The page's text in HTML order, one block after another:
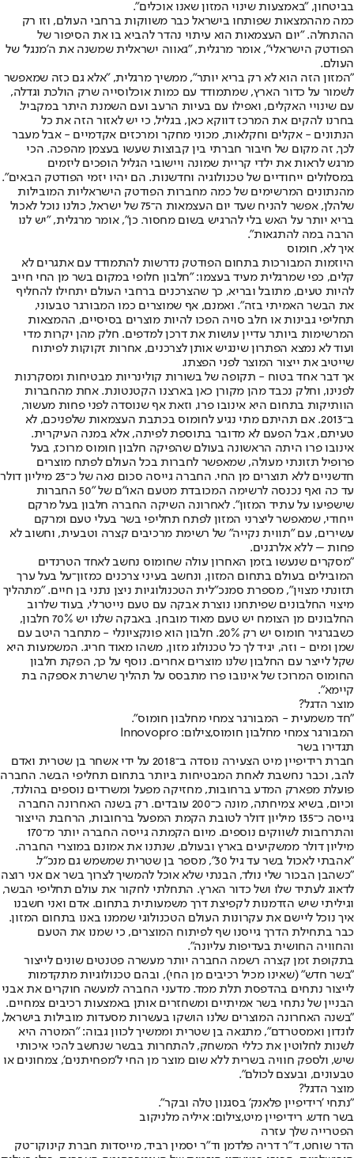
בביטחון, "באמצעות שינוי המזון שאנו אוכלים".
כמה מההמצאות שפותחו בישראל כבר משווקות ברחבי העולם, וזו רק
ההתחלה. "יום העצמאות הוא עיתוי נהדר להביא בו את הסיפור של
הפודטק הישראלי", אומר מרגלית, "גאווה ישראלית שמשנה את ה'מנגל' של
העולם.
"המזון הזה הוא לא רק בריא יותר", ממשיך מרגלית, "אלא גם כזה שמאפשר
לשמור על כדור הארץ, שמתמודד עם כמות אוכלוסייה שרק הולכת וגדלה,
עם שינויי האקלים, ואפילו עם בעיות הרעב ועם השמנת היתר במקביל.
בחרנו להקים את המרכז דווקא כאן, בגליל, כי יש לאזור הזה את כל
הנתונים - אקלים וחקלאות, מכוני מחקר ומרכזים אקדמיים - אבל מעבר
לכך, זה מקום של חיבור חברתי בין קבוצות שעשו בעצמן מהפכה. הכי
מרגש לראות את ילדי קריית שמונה ויישובי הגליל הופכים ליזמים
במסלולים ייחודיים של טכנולוגיה וחדשנות. הם יהיו יזמי הפודטק הבאים".
מהנתונים המרשימים של כמה מחברות הפודטק הישראליות המובילות
שלהלן, אפשר להניח שעד יום העצמאות ה־75 של ישראל, כולנו נוכל לאכול
בריא יותר על האש בלי להרגיש בשום מחסור. כן", אומר מרגלית, "יש לנו
הרבה במה להתגאות".
איך לא, חומוס
היוזמות המבורכות בתחום הפודטק נדרשות להתמודד עם אתגרים לא
קלים, כפי שמרגלית מעיד בעצמו: "חלבון חלופי במקום בשר מן החי חייב
להיות טעים, מתובל ובריא, כך שהצרכנים ברחבי העולם יתחילו להחליף
את הבשר האמיתי בזה". ואמנם, אף שמוצרים כמו המבורגר טבעוני,
תחליפי גבינות או חלב סויה הפכו להיות מוצרים בסיסיים, ההמצאות
המרשימות ביותר עדיין עושות את דרכן למדפים. חלק מהן יקרות מדי
ועוד לא נמצא הפתרון שינגיש אותן לצרכנים, אחרות זקוקות לפיתוח
שייטיב את ייצור המוצר לפני הפצתו.
אך דבר אחד בטוח - תקופה של בשורות קולינריות מבטיחות ומסקרנות
לפנינו, וחלק נכבד מהן מקורן כאן בארצנו הקטנטונת. אחת מהחברות
הוותיקות בתחום היא אינובו פרו, וזאת אף שנוסדה לפני פחות מעשור,
ב־2013. אם תהיתם מתי נגיע לחומוס בכתבת העצמאות שלפניכם, לא
טעיתם, אבל הפעם לא מדובר בתוספת לפיתה, אלא במנה העיקרית.
אינובו פרו היתה הראשונה בעולם שהפיקה חלבון חומוס מרוכז, בעל
פרופיל תזונתי מעולה, שמאפשר לחברות בכל העולם לפתח מוצרים
חדשניים ללא תוצרים מן החי. החברה גייסה סכום נאה של כ־23 מיליון דולר
עד כה ואף נכנסה לרשימה המכובדת מטעם האו"ם של "50 החברות
שישפיעו על עתיד המזון". לאחרונה השיקה החברה חלבון בעל מרקם
ייחודי, שמאפשר ליצרני המזון לפתח תחליפי בשר בעלי טעם ומרקם
עשירים, עם "תווית נקייה" של רשימת מרכיבים קצרה וטבעית, וחשוב לא
פחות – ללא אלרגנים.
"מסקרים שנעשו בזמן האחרון עולה שחומוס נחשב לאחד הטרנדים
המובילים בעולם בתחום המזון, ונחשב בעיני צרכנים כמזון־על בעל ערך
תזונתי מצוין", מספרת סמנכ"לית הטכנולוגיות ניצן נתני בן חיים. "מתהליך
מיצוי החלבונים שפיתחנו נוצרת אבקה עם טעם נייטרלי, בעוד שלרוב
החלבונים מן הצומח יש טעם מאוד מובחן. באבקה שלנו יש 70% חלבון,
כשבגרגיר חומוס יש רק 20%. חלבון הוא פונקציונלי - מתחבר היטב עם
שמן ומים - וזה, יגיד לך כל טכנולוג מזון, משהו מאוד חריג. המשמעות היא
שקל לייצר עם החלבון שלנו מוצרים אחרים. נוסף על כך, הפקת חלבון
החומוס המרוכז של אינובו פרו מתבסס על תהליך שרשרת אספקה בת
קיימא".
מוצר הדגל?
"חד משמעית - המבורגר צמחי מחלבון חומוס".
המבורגר צמחי מחלבון חומוס,צילום: Innovopro
תגדירו בשר
חברת רידיפיין מיט הצעירה נוסדה ב־2018 על ידי אשחר בן שטרית ואדם
להב, וכבר נחשבת לאחת המבטיחות ביותר בתחום תחליפי הבשר. החברה
פועלת מפארק המדע ברחובות, מחזיקה מפעל ומשרדים נוספים בהולנד,
וכיום, בשיא צמיחתה, מונה כ־200 עובדים. רק בשנה האחרונה החברה
גייסה כ־135 מיליון דולר לטובת הקמת המפעל ברחובות, הרחבת הייצור
והתרחבות לשווקים נוספים. מיום הקמתה גייסה החברה יותר מ־170
מיליון דולר ממשקיעים בארץ ובעולם, שנתנו את אמונם במוצרי החברה.
"אהבתי לאכול בשר עד גיל 30", מספר בן שטרית שמשמש גם מנכ"ל.
"כשהבן הבכור שלי נולד, הבנתי שלא אוכל להמשיך לצרוך בשר אם אני רוצה
לדאוג לעתיד שלו ושל כדור הארץ. התחלתי לחקור את עולם תחליפי הבשר,
וגיליתי שיש הזדמנות לקפיצת דרך משמעותית בתחום. אדם ואני חשבנו
איך נוכל ליישם את עקרונות העולם הטכנולוגי שממנו באנו בתחום המזון.
כבר בתחילת הדרך גייסנו שף לפיתוח המוצרים, כי שמנו את הטעם
והחוויה החושית בעדיפות עליונה".
בתקופת זמן קצרה רשמה החברה יותר מעשרה פטנטים שונים לייצור
"בשר חדש" (שאינו מכיל רכיבים מן החי), ובהם טכנולוגיות מתקדמות
לייצור נתחים בהדפסת תלת ממד. מדעני החברה למעשה חוקרים את אבני
הבניין של נתחי בשר אמיתיים ומשחזרים אותן באמצעות רכיבים צמחיים.
"בשנה האחרונה המוצרים שלנו הושקו בעשרות מסעדות מובילות בישראל,
לונדון ואמסטרדם", מתגאה בן שטרית וממשיך לכוון גבוה: "המטרה היא
לשנות לחלוטין את כללי המשחק, להתחרות בבשר שנחשב להכי איכותי
שיש, ולספק חוויה בשרית ללא שום מוצר מן החי ל'מפחיתנים', צמחונים או
טבעונים, ובעצם לכולם".
מוצר הדגל?
"נתחי 'רידיפיין פלאנק' בסגנון טלה ובקר".
בשר חדש. רידיפיין מיט,צילום: איליה מלניקוב
הפטרייה שלך עזרה
הדר שוחט, ד"ר דריה פלדמן וד"ר יסמין רביד, מייסדות חברת קינוקו־טק